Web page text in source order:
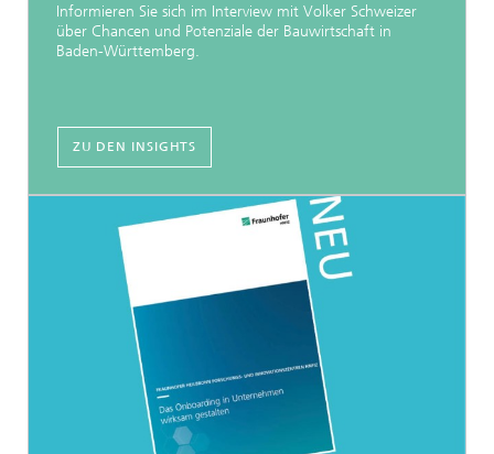
Informieren Sie sich im Interview mit Volker Schweizer
über Chancen und Potenziale der Bauwirtschaft in
Baden-Württemberg.
ZU DEN INSIGHTS